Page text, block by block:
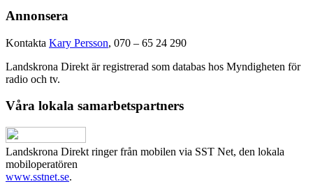
Annonsera
Kontakta Kary Persson, 070 – 65 24 290
Landskrona Direkt är registrerad som databas hos Myndigheten för
radio och tv.
Våra lokala samarbetspartners
Landskrona Direkt ringer från mobilen via SST Net, den lokala
mobiloperatören
www.sstnet.se.